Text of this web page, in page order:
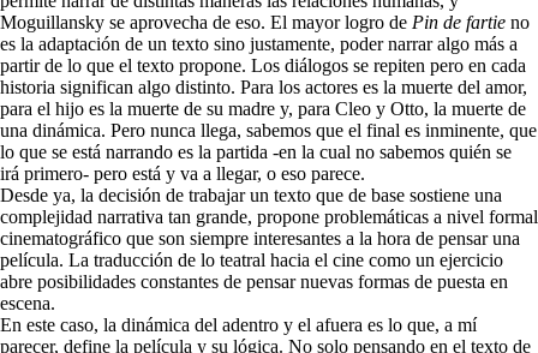
Moguillansky se aprovecha de eso. El mayor logro de Pin de fartie no
es la adaptación de un texto sino justamente, poder narrar algo más a
partir de lo que el texto propone. Los diálogos se repiten pero en cada
historia significan algo distinto. Para los actores es la muerte del amor,
para el hijo es la muerte de su madre y, para Cleo y Otto, la muerte de
una dinámica. Pero nunca llega, sabemos que el final es inminente, que
lo que se está narrando es la partida -en la cual no sabemos quién se
irá primero- pero está y va a llegar, o eso parece.
Desde ya, la decisión de trabajar un texto que de base sostiene una
complejidad narrativa tan grande, propone problemáticas a nivel formal
cinematográfico que son siempre interesantes a la hora de pensar una
película. La traducción de lo teatral hacia el cine como un ejercicio
abre posibilidades constantes de pensar nuevas formas de puesta en
escena.
En este caso, la dinámica del adentro y el afuera es lo que, a mí
parecer, define la película y su lógica. No solo pensando en el texto de